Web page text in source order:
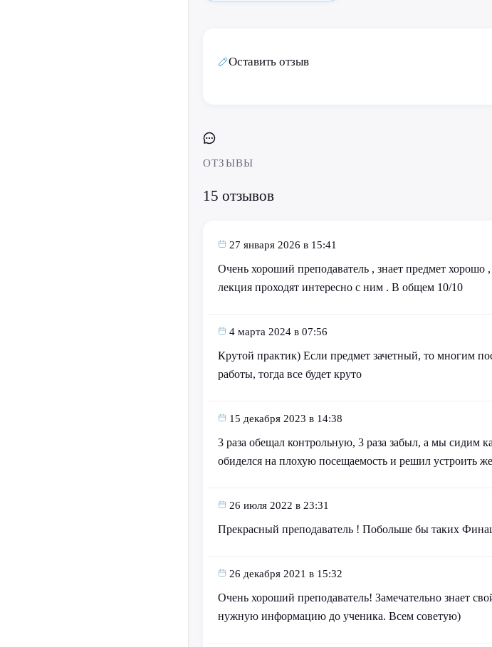
Оставить отзыв
ОТЗЫВЫ
15 отзывов
27 января 2026 в 15:41
Очень хороший преподаватель , знает предмет хорошо
лекция проходят интересно с ним . В общем 10/10
4 марта 2024 в 07:56
Крутой практик) Если предмет зачетный, то многим
работы, тогда все будет круто
15 декабря 2023 в 14:38
3 раза обещал контрольную, 3 раза забыл, а мы сидим
обиделся на плохую посещаемость и решил устроить
26 июля 2022 в 23:31
Прекрасный преподаватель ! Побольше бы таких
26 декабря 2021 в 15:32
Очень хороший преподаватель! Замечательно знает
нужную информацию до ученика. Всем советую)